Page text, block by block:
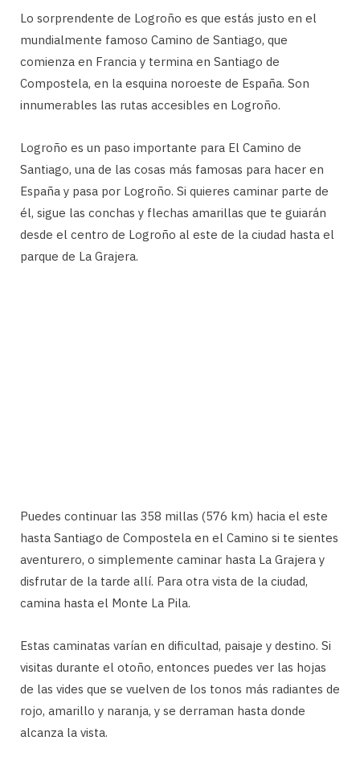
Lo sorprendente de Logroño es que estás justo en el
mundialmente famoso Camino de Santiago, que
comienza en Francia y termina en Santiago de
Compostela, en la esquina noroeste de España. Son
innumerables las rutas accesibles en Logroño.
Logroño es un paso importante para El Camino de
Santiago, una de las cosas más famosas para hacer en
España y pasa por Logroño. Si quieres caminar parte de
él, sigue las conchas y flechas amarillas que te guiarán
desde el centro de Logroño al este de la ciudad hasta el
parque de La Grajera.
Puedes continuar las 358 millas (576 km) hacia el este
hasta Santiago de Compostela en el Camino si te sientes
aventurero, o simplemente caminar hasta La Grajera y
disfrutar de la tarde allí. Para otra vista de la ciudad,
camina hasta el Monte La Pila.
Estas caminatas varían en dificultad, paisaje y destino. Si
visitas durante el otoño, entonces puedes ver las hojas
de las vides que se vuelven de los tonos más radiantes de
rojo, amarillo y naranja, y se derraman hasta donde
alcanza la vista.